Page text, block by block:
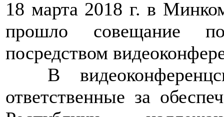
18 марта 2018 г. в
прошло совещание
посредством
В
ответственные за